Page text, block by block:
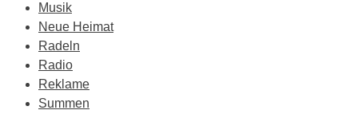
Musik
Neue Heimat
Radeln
Radio
Reklame
Summen